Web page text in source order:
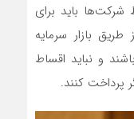
شرکت‌ها باید برای
بازار سرمایه
و نباید اقساط
پرداخت کنند.